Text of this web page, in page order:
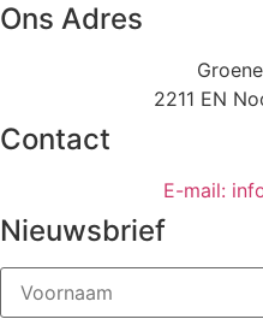
Ons Adres
2211 EN
Contact
E-mail:
Nieuwsbrief